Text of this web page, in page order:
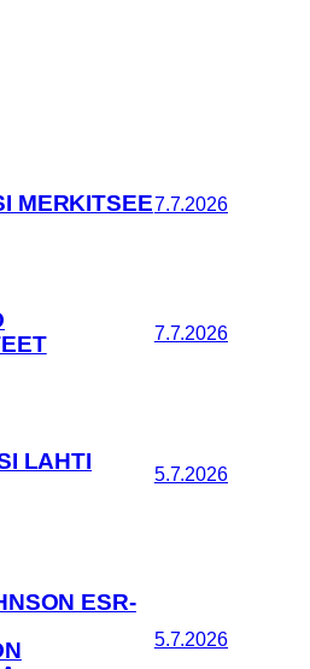
MERKITSEE7.7.2026
7.7.2026
LAHTI
5.7.2026
ESR-
5.7.2026